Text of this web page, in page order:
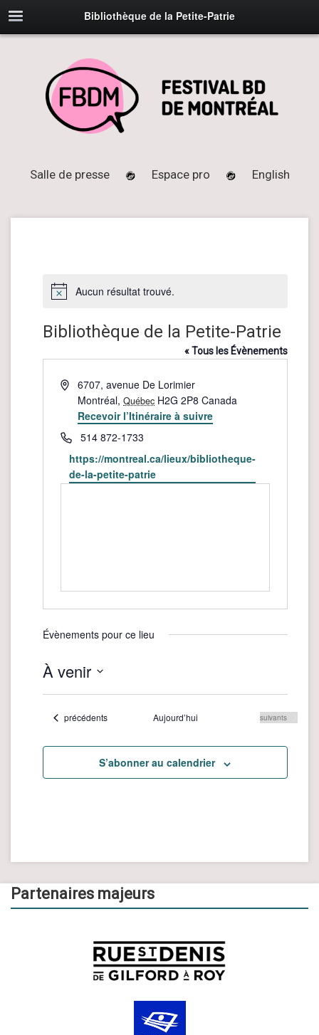
Bibliothèque de la Petite-Patrie
Salle de presse Espace pro English
NoticeAucun résultat trouvé.
Bibliothèque de la Petite-Patrie
« Tous les Évènements
Adresse6707, avenue De Lorimier
Montréal, Québec H2G 2P8 Canada
Recevoir l’Itinéraire à suivre
Téléphone
514 872-1733
Site
web
https://montreal.ca/lieux/bibliotheque-
de-la-petite-patrie
Évènements pour ce lieu
À venir
date.Évènements
précédents Aujourd’hui Évènements
suivants
S’abonner au calendrier
Partenaires majeurs